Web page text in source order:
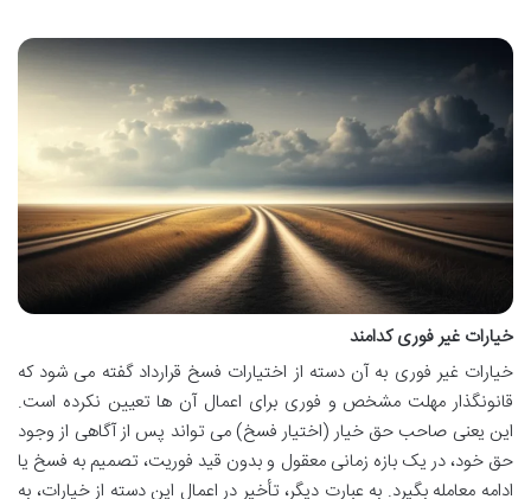
خیارات غیر فوری کدامند
خیارات غیر فوری به آن دسته از اختیارات فسخ قرارداد گفته می شود که
قانونگذار مهلت مشخص و فوری برای اعمال آن ها تعیین نکرده است.
این یعنی صاحب حق خیار (اختیار فسخ) می تواند پس از آگاهی از وجود
حق خود، در یک بازه زمانی معقول و بدون قید فوریت، تصمیم به فسخ یا
ادامه معامله بگیرد. به عبارت دیگر، تأخیر در اعمال این دسته از خیارات، به